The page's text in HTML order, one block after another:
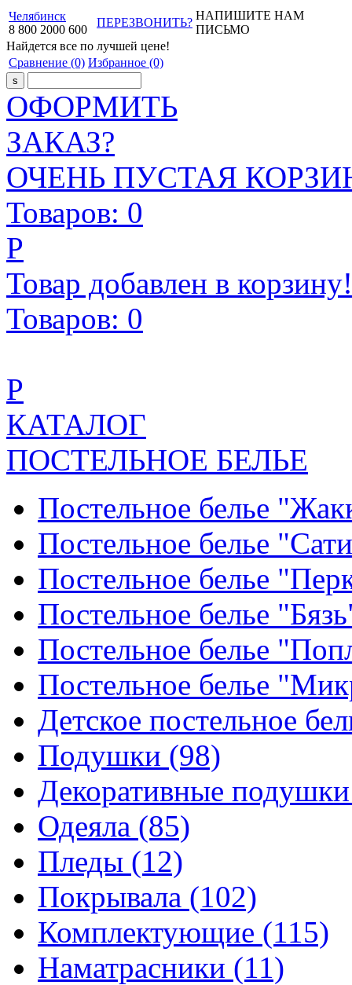
Челябинск
8 800 2000 600
ПЕРЕЗВОНИТЬ?
НАПИШИТЕ НАМ
ПИСЬМО
Найдется все по лучшей цене!
Сравнение (0) Избранное (0)
ОФОРМИТЬ
ЗАКАЗ?
ОЧЕНЬ ПУСТАЯ
Товаров: 0
Р
Товар добавлен в корзину!
Товаров: 0
Р
КАТАЛОГ
ПОСТЕЛЬНОЕ БЕЛЬЕ
Постельное белье
Постельное белье
Постельное белье
Постельное белье
Постельное белье
Постельное белье
Детское постельное
Подушки (98)
Декоративные
Одеяла (85)
Пледы (12)
Покрывала (102)
Комплектующие (115)
Наматрасники (11)